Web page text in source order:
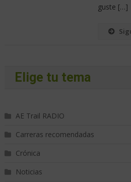
guste […]
Elige tu tema
AE Trail RADIO
Carreras recomendadas
Crónica
Noticias